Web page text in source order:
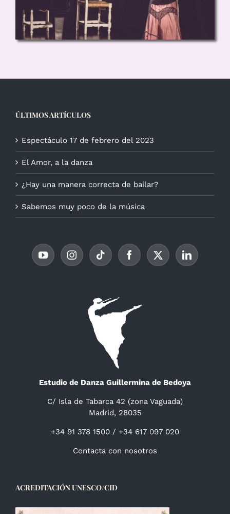
ÚLTIMOS ARTÍCULOS
Espectáculo 17 de febrero del 2023
El Amor, a la danza
¿Hay una manera correcta de bailar?
Sabemos muy poco de la música
Estudio de Danza Guillermina de Bedoya
C/ Isla de Tabarca 42 (zona Vaguada)
Madrid, 28035
+34 91 378 1500 / +34 617 097 020
Contacta con nosotros
ACREDITACIÓN UNESCO/CID